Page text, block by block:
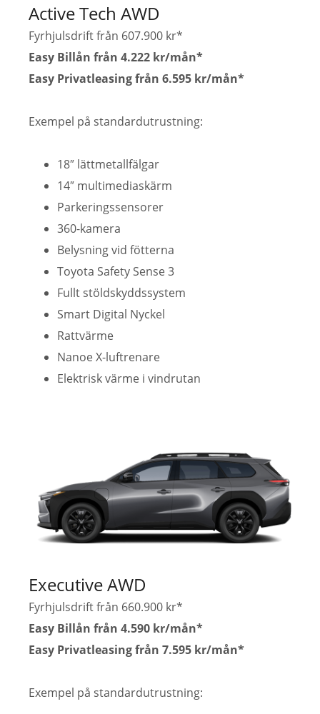
Active Tech AWD
Fyrhjulsdrift från 607.900 kr*
Easy Billån från 4.222 kr/mån*
Easy Privatleasing från 6.595 kr/mån*
Exempel på standardutrustning:
18″ lättmetallfälgar
14″ multimediaskärm
Parkeringssensorer
360-kamera
Belysning vid fötterna
Toyota Safety Sense 3
Fullt stöldskyddssystem
Smart Digital Nyckel
Rattvärme
Nanoe X-luftrenare
Elektrisk värme i vindrutan
Executive AWD
Fyrhjulsdrift från 660.900 kr*
Easy Billån från 4.590 kr/mån*
Easy Privatleasing från 7.595 kr/mån*
Exempel på standardutrustning: